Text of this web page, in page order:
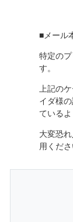
■メール
特定の
す。
上記の
イダ様
ているよ
大変恐
用くださ